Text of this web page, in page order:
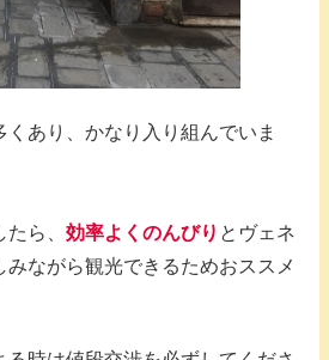
くあり、かなり入り組んでいま
ら、 効率よくのんびり とヴェネ
みながら観光できるためおススメ